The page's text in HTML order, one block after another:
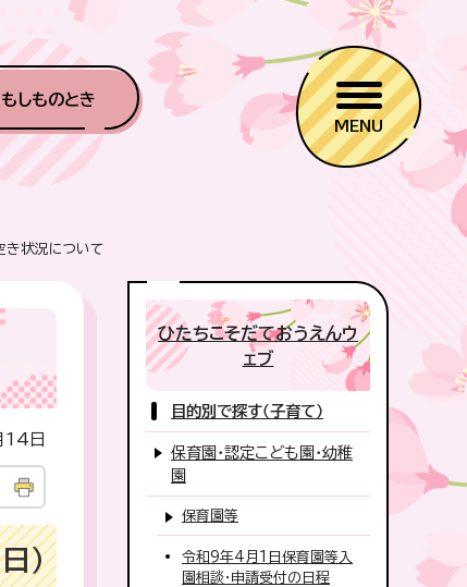
もしものとき
MENU
き状況について
日
）
ひたちこそだておうえんウ
ェブ
目的別で探す（子育て）
保育園・認定こども園・幼稚
園
保育園等
令和9年4月1日保育園等入
園相談・申請受付の日程